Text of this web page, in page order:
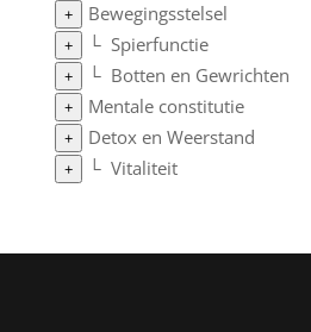
+ Bewegingsstelsel
+ └ Spierfunctie
+ └ Botten en Gewrichten
+ Mentale constitutie
+ Detox en Weerstand
+ └ Vitaliteit